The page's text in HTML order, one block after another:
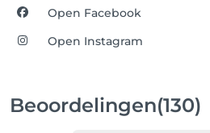
Open Facebook
Open Instagram
Beoordelingen(130)